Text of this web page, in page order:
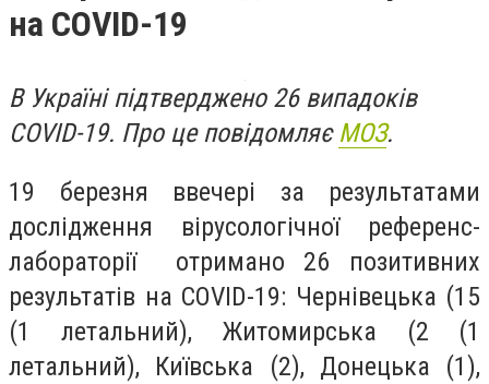
на COVID-19
В Україні підтверджено 26 випадоків
COVID-19. Про це повідомляє МОЗ.
19 березня ввечері за результатами
дослідження вірусологічної референс-
лабораторії отримано 26 позитивних
результатів на COVID-19: Чернівецька (15
(1 летальний), Житомирська (2 (1
летальний), Київська (2), Донецька (1),